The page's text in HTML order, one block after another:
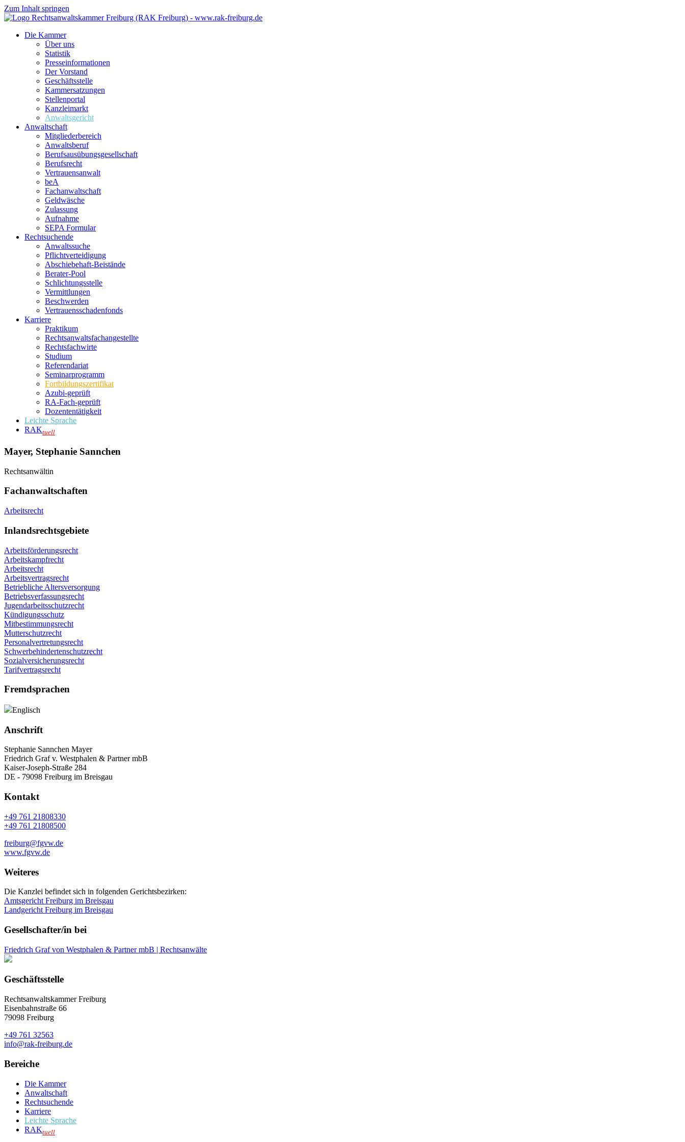
Zum Inhalt springen
Die Kammer
Über uns
Statistik
Presseinformationen
Der Vorstand
Geschäftsstelle
Kammersatzungen
Stellenportal
Kanzleimarkt
Anwaltsgericht
Anwaltschaft
Mitgliederbereich
Anwaltsberuf
Berufsausübungs­gesellschaft
Berufsrecht
Vertrauensanwalt
beA
Fachanwaltschaft
Geldwäsche
Zulassung
Aufnahme
SEPA Formular
Rechtsuchende
Anwaltssuche
Pflichtverteidigung
Abschiebehaft-Beistände
Berater-Pool
Schlichtungsstelle
Vermittlungen
Beschwerden
Vertrauensschadenfonds
Karriere
Praktikum
Rechtsanwalts­fachangestellte
Rechtsfachwirte
Studium
Referendariat
Seminarprogramm
Fortbildungszertifikat
Azubi-geprüft
RA-Fach-geprüft
Dozententätigkeit
Leichte Sprache
RAKtuell
Mayer, Stephanie Sannchen
Rechtsanwältin
Fachanwaltschaften
Arbeitsrecht
Inlandsrechtsgebiete
Arbeitsförderungsrecht
Arbeitskampfrecht
Arbeitsrecht
Arbeitsvertragsrecht
Betriebliche Altersversorgung
Betriebsverfassungsrecht
Jugendarbeitsschutzrecht
Kündigungsschutz
Mitbestimmungsrecht
Mutterschutzrecht
Personalvertretungsrecht
Schwerbehindertenschutzrecht
Sozialversicherungsrecht
Tarifvertragsrecht
Fremdsprachen
Englisch
Anschrift
Stephanie Sannchen Mayer
Friedrich Graf v. Westphalen & Partner mbB
Kaiser-Joseph-Straße 284
DE - 79098 Freiburg im Breisgau
Kontakt
+49 761 21808330
+49 761 21808500
freiburg@fgvw.de
www.fgvw.de
Weiteres
Die Kanzlei befindet sich in folgenden Gerichtsbezirken:
Amtsgericht Freiburg im Breisgau
Landgericht Freiburg im Breisgau
Gesellschafter/in bei
Friedrich Graf von Westphalen & Partner mbB | Rechtsanwälte
Geschäftsstelle
Rechtsanwaltskammer Freiburg
Eisenbahnstraße 66
79098 Freiburg
+49 761 32563
info@rak-freiburg.de
Bereiche
Die Kammer
Anwaltschaft
Rechtsuchende
Karriere
Leichte Sprache
RAKtuell